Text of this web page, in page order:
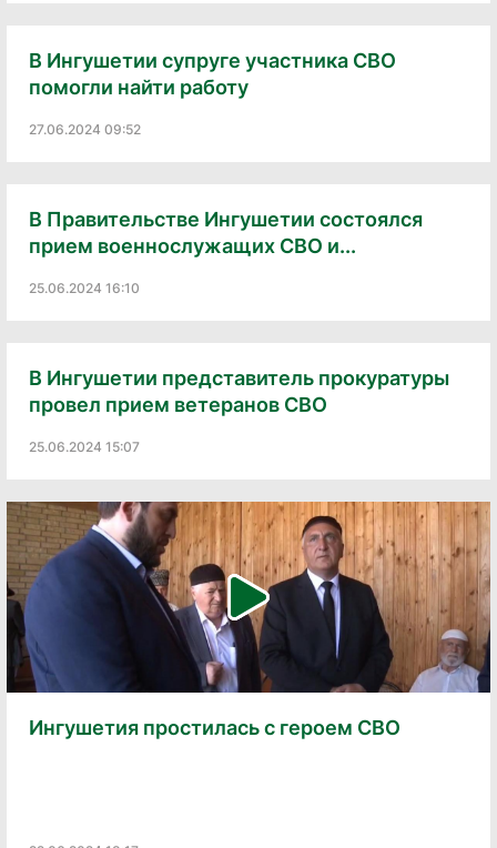
В Ингушетии супруге участника СВО
помогли найти работу
27.06.2024 09:52
В Правительстве Ингушетии состоялся
прием военнослужащих СВО и...
25.06.2024 16:10
В Ингушетии представитель прокуратуры
провел прием ветеранов СВО
25.06.2024 15:07
Ингушетия простилась с героем СВО